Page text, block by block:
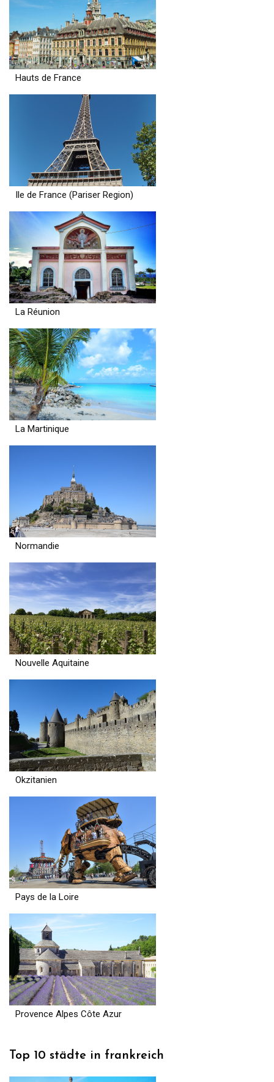
Hauts de France
Ile de France (Pariser Region)
La Réunion
La Martinique
Normandie
Nouvelle Aquitaine
Okzitanien
Pays de la Loire
Provence Alpes Côte Azur
Top 10 städte in frankreich